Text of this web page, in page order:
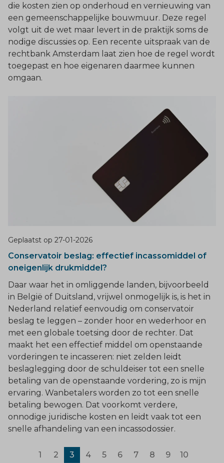
die kosten zien op onderhoud en vernieuwing van
een gemeenschappelijke bouwmuur. Deze regel
volgt uit de wet maar levert in de praktijk soms de
nodige discussies op. Een recente uitspraak van de
rechtbank Amsterdam laat zien hoe de regel wordt
toegepast en hoe eigenaren daarmee kunnen
omgaan.
Geplaatst op 27-01-2026
Conservatoir beslag: effectief incassomiddel of
oneigenlijk drukmiddel?
Daar waar het in omliggende landen, bijvoorbeeld
in België of Duitsland, vrijwel onmogelijk is, is het in
Nederland relatief eenvoudig om conservatoir
beslag te leggen – zonder hoor en wederhoor en
met een globale toetsing door de rechter. Dat
maakt het een effectief middel om openstaande
vorderingen te incasseren: niet zelden leidt
beslaglegging door de schuldeiser tot een snelle
betaling van de openstaande vordering, zo is mijn
ervaring. Wanbetalers worden zo tot een snelle
betaling bewogen. Dat voorkomt verdere,
onnodige juridische kosten en leidt vaak tot een
snelle afhandeling van een incassodossier.
1 2 3 4 5 6 7 8 9 10